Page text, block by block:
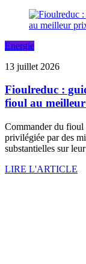
Energie
13 juillet 2026
Fioulreduc :
fioul au
Commander du fioul
privilégiée par des
substantielles sur
LIRE L'ARTICLE